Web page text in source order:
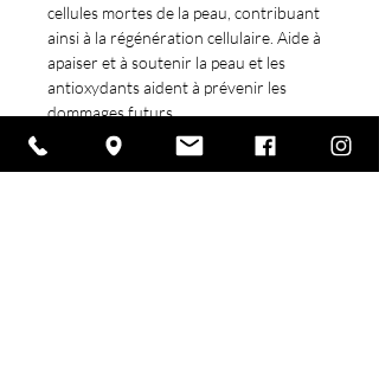
cellules mortes de la peau, contribuant
ainsi à la régénération cellulaire. Aide à
apaiser et à soutenir la peau et les
antioxydants aident à prévenir les
dommages futurs.